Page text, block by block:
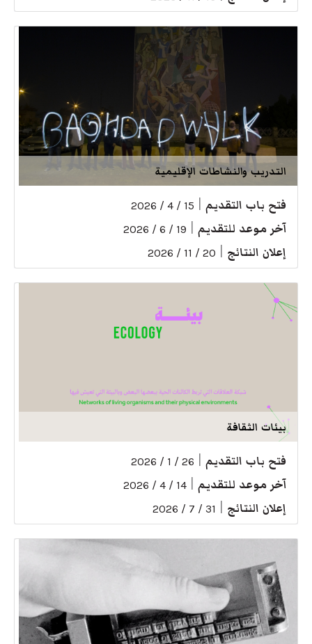
التدريب والنشاطات الإقليمية
فتح باب التقديم 15 / 4 / 2026
آخر موعد للتقديم 19 / 6 / 2026
إعلان النتائج 20 / 11 / 2026
بيئات الثقافة
فتح باب التقديم 26 / 1 / 2026
آخر موعد للتقديم 14 / 4 / 2026
إعلان النتائج 31 / 7 / 2026